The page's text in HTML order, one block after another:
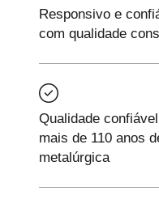
Responsivo e
com qualidade
Qualidade
mais de 110 anos
metalúrgica